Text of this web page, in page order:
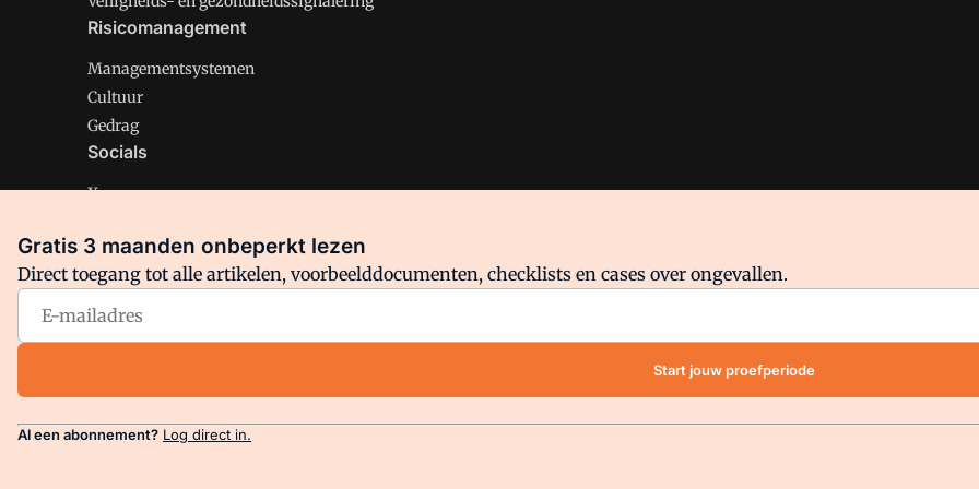
Risicomanagement
Managementsystemen
Cultuur
Gedrag
Socials
X
Facebook
Arbo is onderdeel van VMN media. Lees inons manifestwaar VMN media voor staat. Op gebruik van deze site zijn de
Gratis 3 maanden onbeperkt lezen
Direct toegang tot alle artikelen, voorbeelddocumenten, checklists en cases over ongevallen.
Start jouw proefperiode
Al een abonnement? Log direct in.